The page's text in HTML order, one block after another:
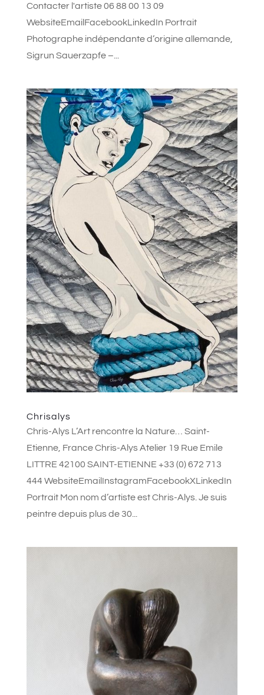
Contacter l'artiste 06 88 00 13 09
WebsiteEmailFacebookLinkedIn Portrait
Photographe indépendante d’origine allemande,
Sigrun Sauerzapfe –...
Chrisalys
Chris-Alys L’Art rencontre la Nature… Saint-
Etienne, France Chris-Alys Atelier 19 Rue Emile
LITTRE 42100 SAINT-ETIENNE +33 (0) 672 713
444 WebsiteEmailInstagramFacebookXLinkedIn
Portrait Mon nom d’artiste est Chris-Alys. Je suis
peintre depuis plus de 30...